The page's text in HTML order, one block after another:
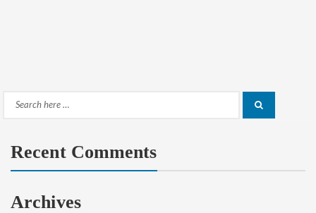
Search
Recent Comments
Archives